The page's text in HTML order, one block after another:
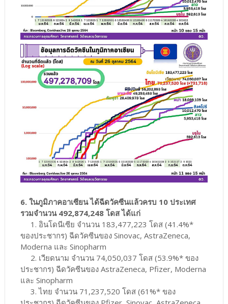
6. ในภูมิภาคอาเซียน ได้ฉีดวัคซีนแล้วครบ 10 ประเทศ
รวมจำนวน 492,874,248 โดส ได้แก่
1. อินโดนีเซีย จำนวน 183,477,223 โดส (41.4%*
ของประชากร) ฉีดวัคซีนของ Sinovac, AstraZeneca,
Moderna และ Sinopharm
2. เวียดนาม จำนวน 74,050,037 โดส (53.9%* ของ
ประชากร) ฉีดวัคซีนของ AstraZeneca, Pfizer, Moderna
และ Sinopharm
3. ไทย จำนวน 71,237,520 โดส (61%* ของ